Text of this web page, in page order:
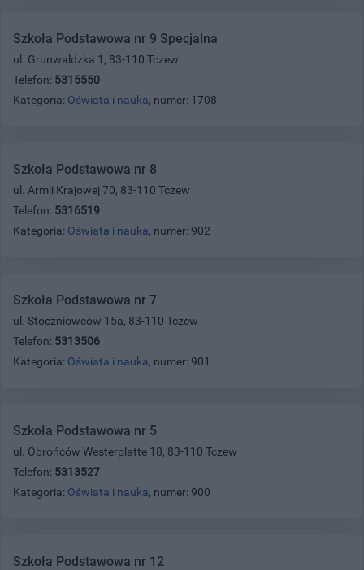
Szkoła Podstawowa nr 9 Specjalna
ul. Grunwaldzka 1, 83-110 Tczew
Telefon: 5315550
Kategoria: Oświata i nauka, numer: 1708
Szkoła Podstawowa nr 8
ul. Armii Krajowej 70, 83-110 Tczew
Telefon: 5316519
Kategoria: Oświata i nauka, numer: 902
Szkoła Podstawowa nr 7
ul. Stoczniowców 15a, 83-110 Tczew
Telefon: 5313506
Kategoria: Oświata i nauka, numer: 901
Szkoła Podstawowa nr 5
ul. Obrońców Westerplatte 18, 83-110 Tczew
Telefon: 5313527
Kategoria: Oświata i nauka, numer: 900
Szkoła Podstawowa nr 12